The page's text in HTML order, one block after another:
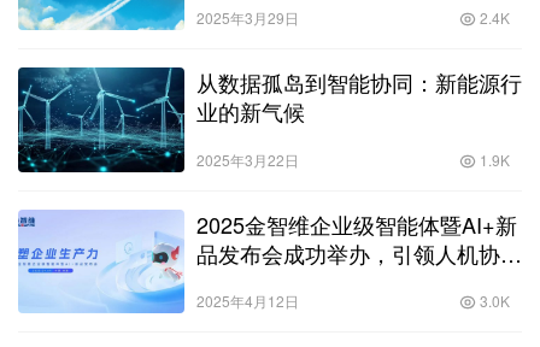
2025年3月29日 2.4K
从数据孤岛到智能协同：新能源行
业的新气候
2025年3月22日 1.9K
2025金智维企业级智能体暨AI+新
品发布会成功举办，引领人机协同
2025年4月12日 3.0K